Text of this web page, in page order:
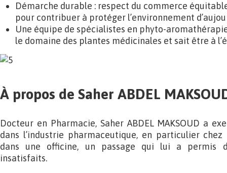
Démarche durable : respect du commerce
pour contribuer à protéger l’environnement
Une équipe de spécialistes en phyto-
le domaine des plantes médicinales et sait être à
À propos de Saher ABDEL
Docteur en Pharmacie, Saher ABDEL MAKSOUD a
dans l’industrie pharmaceutique, en particulier
dans une officine, un passage qui lui a permis
insatisfaits.